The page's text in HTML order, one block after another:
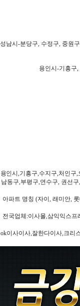
성남시-분당구, 수정구, 중원
용인시-기흥구
용인시,기흥구,수지구,처인구
남동구,부평구,연수구, 권선
아파트 명칭 (자이, 래미안,
전국업체:이사몰,삼익익스
ok이사이사,잘한다이사,크리